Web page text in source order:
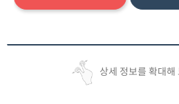
상세 정보를 확대